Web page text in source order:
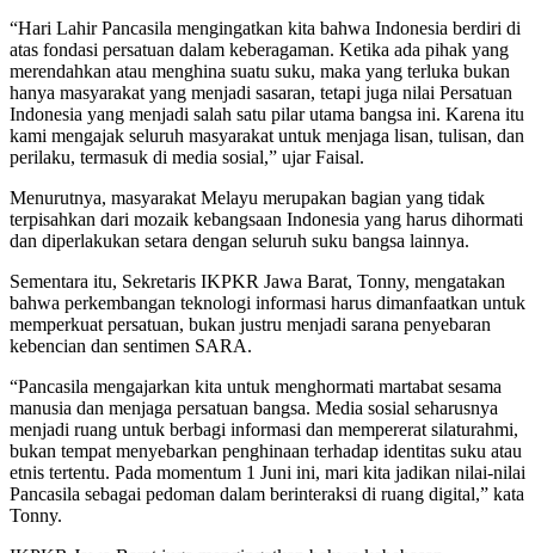
“Hari Lahir Pancasila mengingatkan kita bahwa Indonesia berdiri di
atas fondasi persatuan dalam keberagaman. Ketika ada pihak yang
merendahkan atau menghina suatu suku, maka yang terluka bukan
hanya masyarakat yang menjadi sasaran, tetapi juga nilai Persatuan
Indonesia yang menjadi salah satu pilar utama bangsa ini. Karena itu
kami mengajak seluruh masyarakat untuk menjaga lisan, tulisan, dan
perilaku, termasuk di media sosial,” ujar Faisal.
Menurutnya, masyarakat Melayu merupakan bagian yang tidak
terpisahkan dari mozaik kebangsaan Indonesia yang harus dihormati
dan diperlakukan setara dengan seluruh suku bangsa lainnya.
Sementara itu, Sekretaris IKPKR Jawa Barat, Tonny, mengatakan
bahwa perkembangan teknologi informasi harus dimanfaatkan untuk
memperkuat persatuan, bukan justru menjadi sarana penyebaran
kebencian dan sentimen SARA.
“Pancasila mengajarkan kita untuk menghormati martabat sesama
manusia dan menjaga persatuan bangsa. Media sosial seharusnya
menjadi ruang untuk berbagi informasi dan mempererat silaturahmi,
bukan tempat menyebarkan penghinaan terhadap identitas suku atau
etnis tertentu. Pada momentum 1 Juni ini, mari kita jadikan nilai-nilai
Pancasila sebagai pedoman dalam berinteraksi di ruang digital,” kata
Tonny.